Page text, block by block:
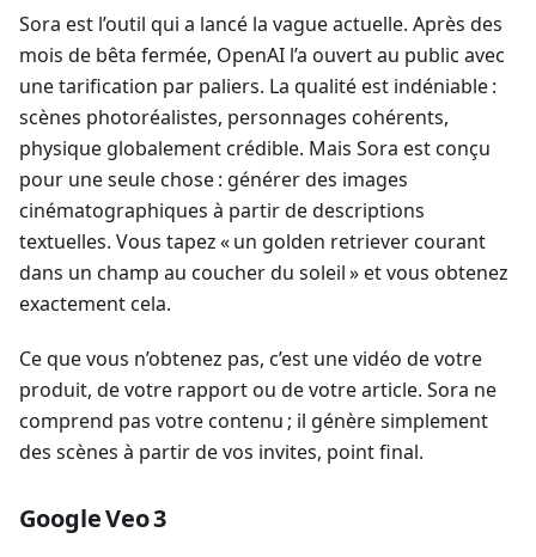
Sora est l’outil qui a lancé la vague actuelle. Après des
mois de bêta fermée, OpenAI l’a ouvert au public avec
une tarification par paliers. La qualité est indéniable :
scènes photoréalistes, personnages cohérents,
physique globalement crédible. Mais Sora est conçu
pour une seule chose : générer des images
cinématographiques à partir de descriptions
textuelles. Vous tapez « un golden retriever courant
dans un champ au coucher du soleil » et vous obtenez
exactement cela.
Ce que vous n’obtenez pas, c’est une vidéo de votre
produit, de votre rapport ou de votre article. Sora ne
comprend pas votre contenu ; il génère simplement
des scènes à partir de vos invites, point final.
Google Veo 3